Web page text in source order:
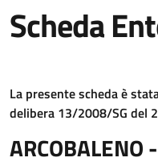
Scheda
La presente scheda è
delibera 13/2008/SG del
ARCOBALENO